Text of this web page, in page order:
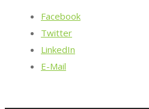
Facebook
Twitter
LinkedIn
E-Mail